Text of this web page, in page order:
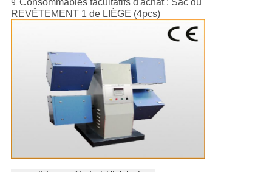
9. Consommables facultatifs d'achat : Sac du
REVÊTEMENT 1 de LIÈGE (4pcs)